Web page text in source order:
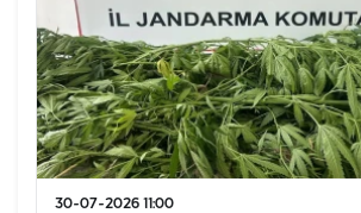
30-07-2026 11:00